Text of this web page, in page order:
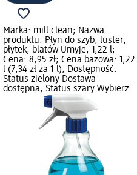
Marka: mill clean; Nazwa
produktu: Płyn do szyb, luster,
płytek, blatów Umyje, 1,22 l;
Cena: 8,95 zł; Cena bazowa: 1,22
l (7,34 zł za 1 l); Dostępność:
Status zielony Dostawa
dostępna, Status szary Wybierz